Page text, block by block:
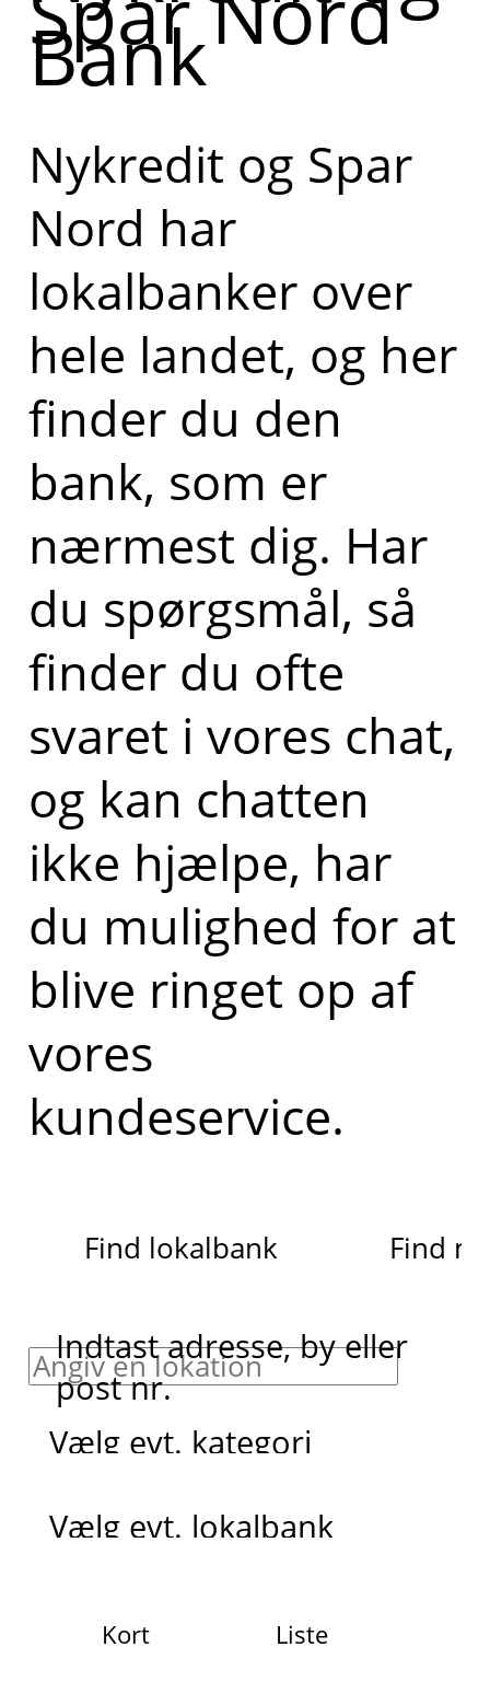
Bank
Nykredit og Spar
Nord har
lokalbanker over
hele landet, og her
finder du den
bank, som er
nærmest dig. Har
du spørgsmål, så
finder du ofte
svaret i vores chat,
og kan chatten
ikke hjælpe, har
du mulighed for at
blive ringet op af
vores
kundeservice.
Find lokalbank Find
Indtast adresse, by eller
post nr.
Vælg evt. kategori
Vælg evt. lokalbank
Kort Liste